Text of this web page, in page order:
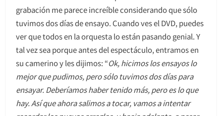
grabación me parece increíble considerando que sólo
tuvimos dos días de ensayo. Cuando ves el DVD, puedes
ver que todos en la orquesta lo están pasando genial. Y
tal vez sea porque antes del espectáculo, entramos en
su camerino y les dijimos: “Ok, hicimos los ensayos lo
mejor que pudimos, pero sólo tuvimos dos días para
ensayar. Deberíamos haber tenido más, pero es lo que
hay. Así que ahora salimos a tocar, vamos a intentar